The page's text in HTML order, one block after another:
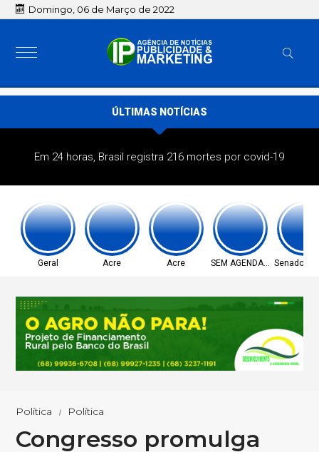
Domingo, 06 de Março de 2022
ÚLTIMAS NOTÍCIAS
Em 24 horas, Brasil registra 216 mortes por covid-19
Geral Acre Acre SEM AGENDA OFICIAL
Senado
Política Política
Congresso promulga